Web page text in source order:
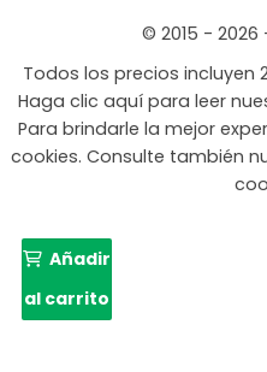
© 2015 - 2026
Todos los precios incluyen
Haga clic aquí para leer
Para brindarle la mejor
cookies. Consulte también
Añadir
al carrito